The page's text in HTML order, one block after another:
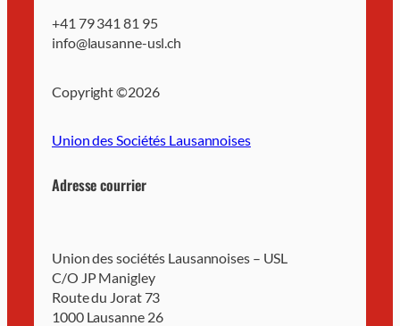
+41 79 341 81 95
info@lausanne-usl.ch
Copyright ©2026
Union des Sociétés Lausannoises
Adresse courrier
Union des sociétés Lausannoises – USL
C/O JP Manigley
Route du Jorat 73
1000 Lausanne 26